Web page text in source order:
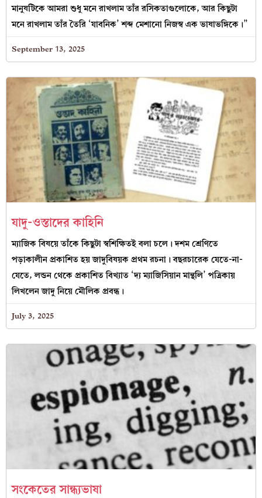
মানুষটিকে আমরা শুধু মনে রাখলাম তাঁর রসিকতাগুলোকে, আর কিছুটা
মনে রাখলাম তাঁর তৈরি ‘যাবনিক’ শব্দ মেশানো নিজস্ব এক ভাষাভঙ্গিকে।”
September 13, 2025
যাদু-ওস্তাদের কাহিনি
ম্যাজিক বিষয়ে তাঁকে কিছুটা স্বশিক্ষিতই বলা চলে। দশম শ্রেণিতে
পড়াকালীন প্রকাশিত হয় জাদুবিষয়ক প্রথম রচনা। বছরচারেক যেতে-না-
যেতে, লন্ডন থেকে প্রকাশিত বিখ্যাত ‘দ্য ম্যাজিসিয়ান মান্থলি’ পত্রিকায়
লিখলেন জাদু নিয়ে মৌলিক প্রবন্ধ।
July 3, 2025
সংকেতের সান্ধ্যভাষা